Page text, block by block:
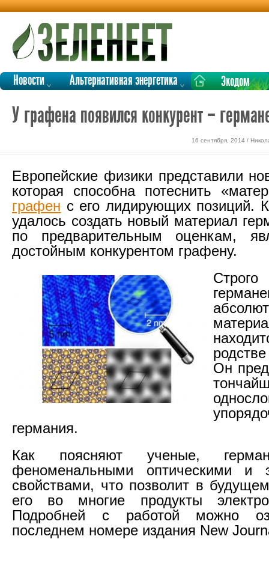
Новости Альтернативная энергетика Экодом
У графена появился конкурент –
16 сентября, 2014 /
Европейские физики представили
которая способна потеснить
графен с его лидирующих позиций.
удалось создать новый материал
по предварительным оценкам,
достойным конкурентом графену.
Он
германия.
Как поясняют ученые,
феноменальными оптическими и
свойствами, что позволит в
его во многие продукты
Подробней с работой можно
последнем номере издания New